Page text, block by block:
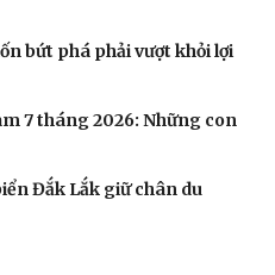
2026 có quy mô